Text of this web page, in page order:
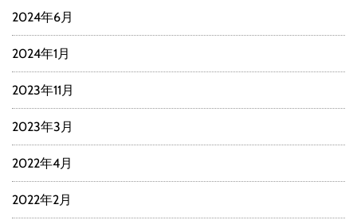
2024年6月
2024年1月
2023年11月
2023年3月
2022年4月
2022年2月